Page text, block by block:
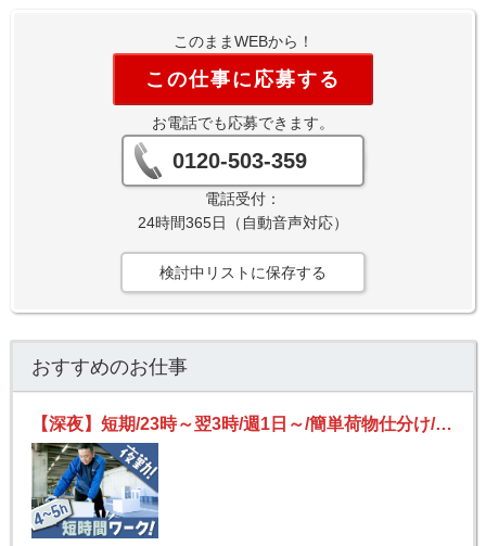
このままWEBから！
この仕事に応募する
お電話でも応募できます。
0120-503-359
電話受付：
24時間365日（自動音声対応）
検討中リストに保存する
おすすめのお仕事
【深夜】短期/23時～翌3時/週1日～/簡単荷物仕分け/日払い可(規定有)/副業歓迎【2か月間のみ】